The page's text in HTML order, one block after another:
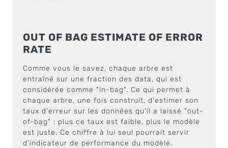
OUT OF BAG ESTIMATE OF ERROR
RATE
Comme vous le savez, chaque arbre est
entraîné sur une fraction des data, qui est
considérée comme "in-bag". Ce qui permet à
chaque arbre, une fois construit, d'estimer son
taux d'erreur sur les données qu'il a laissé "out-
of-bag" : plus ce taux est faible, plus le modèle
est juste. Ce chiffre à lui seul pourrait servir
d'indicateur de performance du modèle.